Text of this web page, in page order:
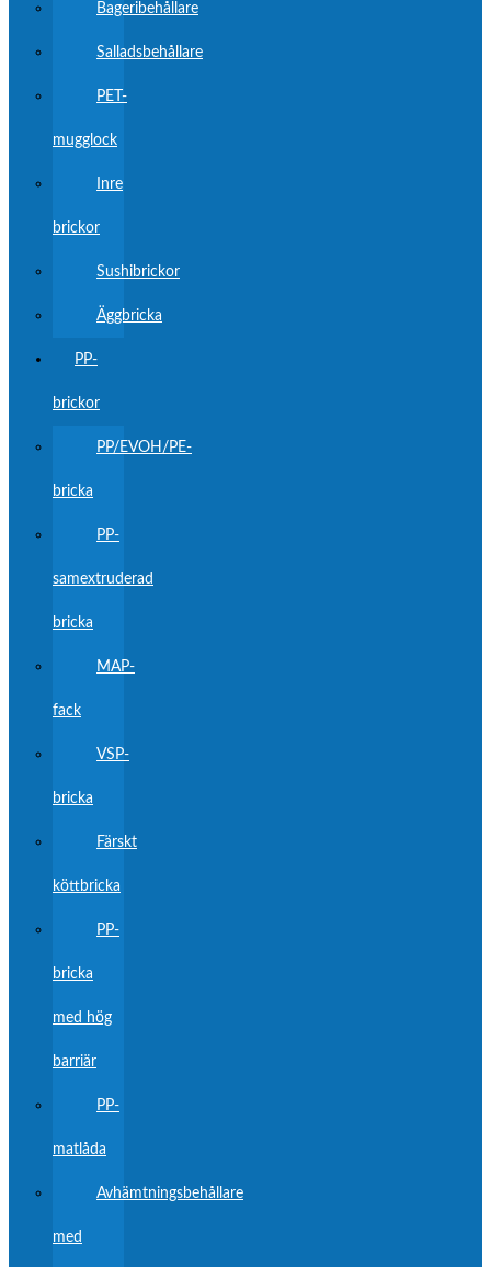
Bageribehållare
Salladsbehållare
PET-
mugglock
Inre
brickor
Sushibrickor
Äggbricka
PP-
brickor
PP/EVOH/PE-
bricka
PP-
samextruderad
bricka
MAP-
fack
VSP-
bricka
Färskt
köttbricka
PP-
bricka
med hög
barriär
PP-
matlåda
Avhämtningsbehållare
med